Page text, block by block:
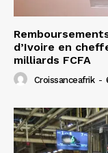
d’Ivoire en
milliards FCFA
Croissanceafrik -